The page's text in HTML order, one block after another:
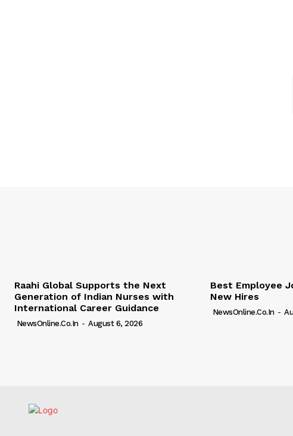
Raahi Global Supports the Next
Generation of Indian Nurses with
International Career Guidance
NewsOnline.co.in - August 6, 2026
Best Employee
New Hires
NewsOnline.co.in -